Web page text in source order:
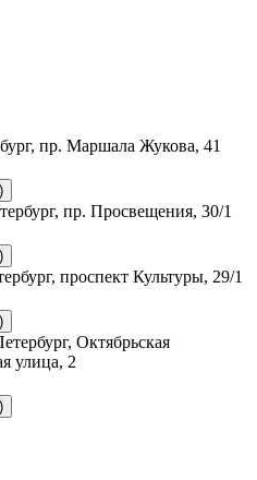
пр. Маршала Жукова, 41
пр. Просвещения, 30/1
проспект Культуры, 29/1
Октябрьская
улица, 2